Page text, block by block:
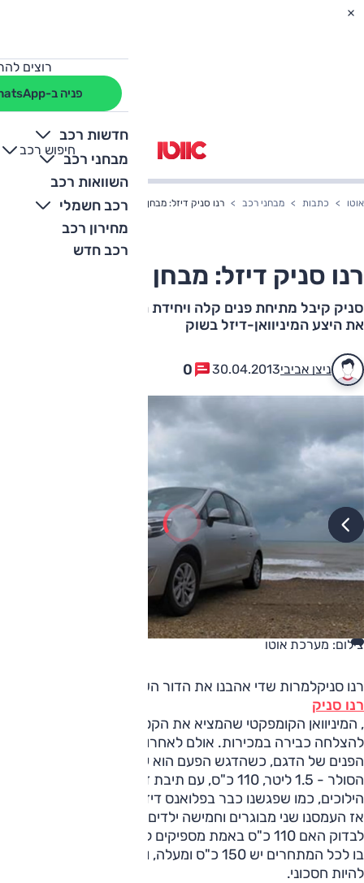
רוצים
פניה ב-WhatsApp
חדשות רכב
מבחני רכב
השוואות רכב
רכב חשמלי
מחירון רכב
רכב חדש
חיפוש רכב
+
-
אוטו כתבות מבחני רכב רנו סניק דיזל: מבחן דרכים
רנו סניק דיזל: מבחן דרכים
סניק קיבל מתיחת פנים קלה ויחידת הנעה חדשה – והכפיל
את היצע המיניוואן-דיזל בשוק
ניצן אביבי30.04.2013
0
צילום: מערכת אוטו
רנו סניקלמרות שדי אהבנו את הדור השלישי של
רנו סניק
, המיניוואן הקומפקטי שהמציא את הקטגוריה, הוא לא זכה
להצלחה כבירה במכירות. אולם לאחרונה הגיעה לארץ מתיחת
הפנים של הדגם, כשהדגש הפעם הוא על יחידת ההנעה לוגמת
הילוכים, כמו שפגשנו כבר בפלואנס דיזל.
אז העמסנו שני מבוגרים וחמישה ילדים ויצאנו לנסיעה ארוכה כדי
לבדוק האם 110 כ"ס באמת מספיקים למיניוואן קומפקטי, בעולם
בו לכל המתחרים יש 150 כ"ס ומעלה, ועד כמה יכול השילוב הזה
להיות חסכוני.